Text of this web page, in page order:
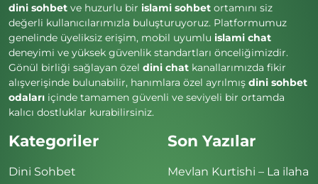
dini sohbet ve huzurlu bir islami sohbet ortamını siz
değerli kullanıcılarımızla buluşturuyoruz. Platformumuz
genelinde üyeliksiz erişim, mobil uyumlu islami chat
deneyimi ve yüksek güvenlik standartları önceliğimizdir.
Gönül birliği sağlayan özel dini chat kanallarımızda fikir
alışverişinde bulunabilir, hanımlara özel ayrılmış dini sohbet
odaları içinde tamamen güvenli ve seviyeli bir ortamda
kalıcı dostluklar kurabilirsiniz.
Kategoriler
Dini Sohbet
Son Yazılar
Mevlan Kurtishi – La ilaha